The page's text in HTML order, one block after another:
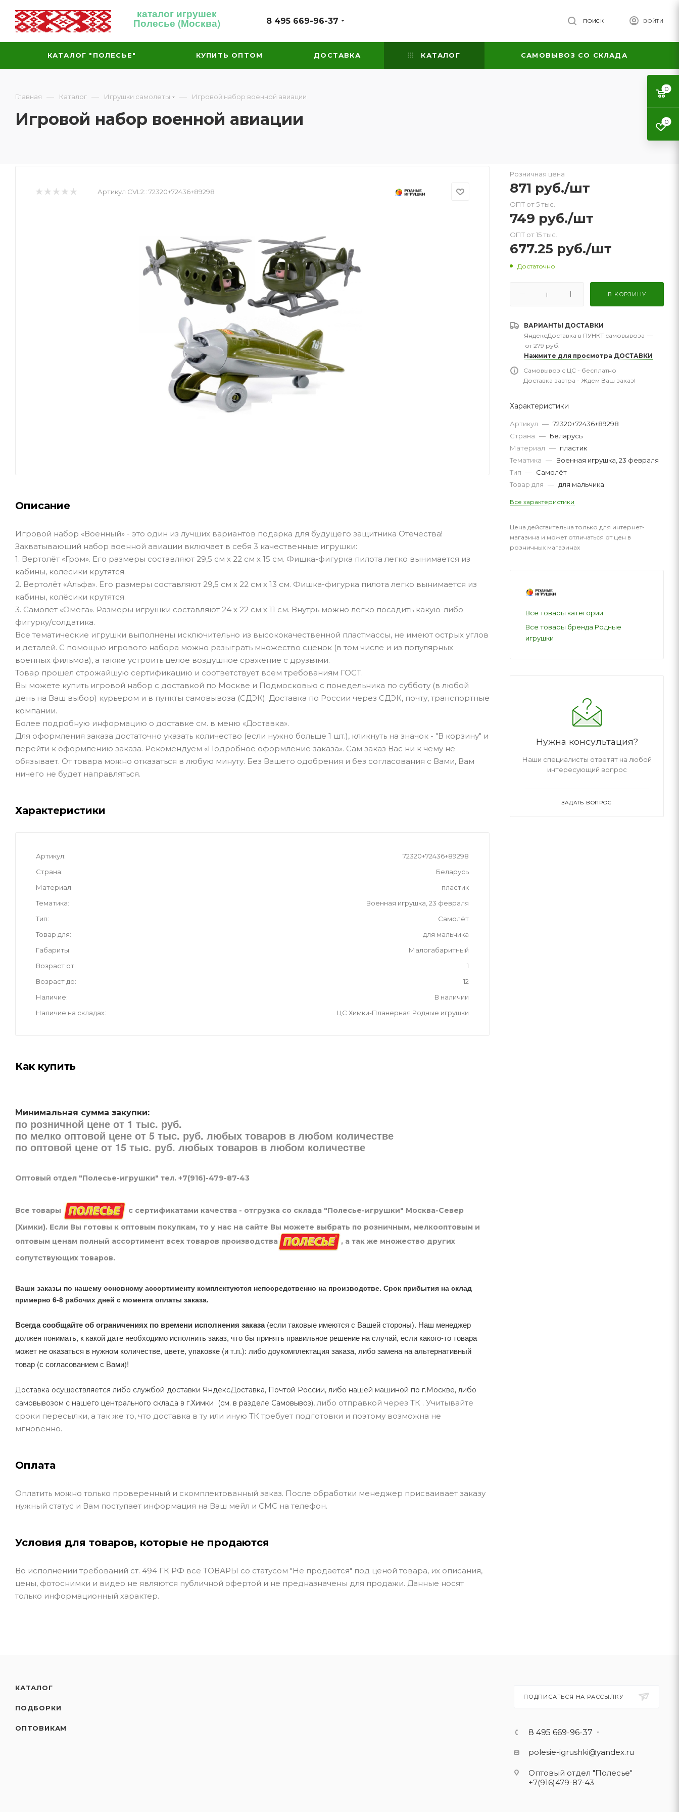
каталог игрушек
Полесье (Москва) 8 495 669-96-37 ВОЙТИ
ПОИСК
КАТАЛОГ "ПОЛЕСЬЕ" КУПИТЬ ОПТОМ ДОСТАВКА КАТАЛОГ САМОВЫВОЗ СО СКЛАДА
Главная — Каталог — Игрушки самолеты — Игровой набор военной авиации
Игровой набор военной авиации
Артикул CVL2:: 72320+72436+89298
Описание
Игровой набор «Военный» - это один из лучших вариантов подарка для будущего защитника Отечества!
Захватывающий набор военной авиации включает в себя 3 качественные игрушки:
1. Вертолёт «Гром». Его размеры составляют 29,5 см х 22 см х 15 см. Фишка-фигурка пилота легко вынимается из
кабины, колёсики крутятся.
2. Вертолёт «Альфа». Его размеры составляют 29,5 см х 22 см х 13 см. Фишка-фигурка пилота легко вынимается из
кабины, колёсики крутятся.
3. Самолёт «Омега». Размеры игрушки составляют 24 х 22 см х 11 см. Внутрь можно легко посадить какую-либо
фигурку/солдатика.
Все тематические игрушки выполнены исключительно из высококачественной пластмассы, не имеют острых углов
и деталей. С помощью игрового набора можно разыграть множество сценок (в том числе и из популярных
военных фильмов), а также устроить целое воздушное сражение с друзьями.
Товар прошел строжайшую сертификацию и соответствует всем требованиям ГОСТ.
Вы можете купить игровой набор с доставкой по Москве и Подмосковью с понедельника по субботу (в любой
день на Ваш выбор) курьером и в пункты самовывоза (СДЭК). Доставка по России через СДЭК, почту, транспортные
компании.
Более подробную информацию о доставке см. в меню «Доставка».
Для оформления заказа достаточно указать количество (если нужно больше 1 шт.), кликнуть на значок - "В корзину" и
перейти к оформлению заказа. Рекомендуем «Подробное оформление заказа». Сам заказ Вас ни к чему не
обязывает. От товара можно отказаться в любую минуту. Без Вашего одобрения и без согласования с Вами, Вам
ничего не будет направляться.
Характеристики
Артикул
72320+72436+89298
Страна
Беларусь
Материал
пластик
Тематика
Военная игрушка, 23 февраля
Тип
Самолёт
Товар для
для мальчика
Габариты
Малогабаритный
Возраст от
1
Возраст до
12
Наличие
В наличии
Наличие на складах
ЦС Химки-Планерная Родные игрушки
Как купить
Минимальная сумма закупки:
по розничной цене от 1 тыс. руб.
по мелко оптовой цене от 5 тыс. руб. любых товаров в любом количестве
по оптовой цене от 15 тыс. руб. любых товаров в любом количестве
Оптовый отдел "Полесье-игрушки" тел. +7(916)-479-87-43
Все товары
с сертификатами качества - отгрузка со склада "Полесье-игрушки" Москва-Север
(Химки). Если Вы готовы к оптовым покупкам, то у нас на сайте Вы можете выбрать по розничным, мелкооптовым и
оптовым ценам полный ассортимент всех товаров производства
, а так же множество других
сопутствующих товаров.
Ваши заказы по нашему основному ассортименту комплектуются непосредственно на производстве. Срок прибытия на склад
примерно 6-8 рабочих дней с момента оплаты заказа.
Всегда сообщайте об ограничениях по времени исполнения заказа(если таковые имеются с Вашей стороны). Наш менеджер
должен понимать, к какой дате необходимо исполнить заказ, что бы принять правильное решение на случай, если какого-то товара
может не оказаться в нужном количестве, цвете, упаковке (и т.п.): либо доукомплектация заказа, либо замена на альтернативный
товар (с согласованием с Вами)!
Доставка осуществляется либо службой доставки ЯндексДоставка, Почтой России, либо нашей машиной по г.Москве, либо
самовывозом с нашего центрального склада в г.Химки (см. в разделе Самовывоз), либо отправкой через ТК . Учитывайте
сроки пересылки, а так же то, что доставка в ту или иную ТК требует подготовки и поэтому возможна не
мгновенно.
Оплата
Оплатить можно только проверенный и скомплектованный заказ. После обработки менеджер присваивает заказу
нужный статус и Вам поступает информация на Ваш мейл и СМС на телефон.
Условия для товаров, которые не продаются
Во исполнении требований ст. 494 ГК РФ все ТОВАРЫ со статусом "Не продается" под ценой товара, их описания,
цены, фотоснимки и видео не являются публичной офертой и не предназначены для продажи. Данные носят
только информационный характер.
Розничная цена
871 руб./шт
ОПТ от 5 тыс.
749 руб./шт
ОПТ от 15 тыс.
677.25 руб./шт
Достаточно
В КОРЗИНУ
ВАРИАНТЫ ДОСТАВКИ
ЯндексДоставка в ПУНКТ самовывоза —
от 279 руб.
Нажмите для просмотра ДОСТАВКИ
Самовывоз с ЦС - бесплатно
Доставка завтра - Ждем Ваш заказ!
Характеристики
Артикул — 72320+72436+89298
Страна — Беларусь
Материал — пластик
Тематика — Военная игрушка, 23 февраля
Тип — Самолёт
Товар для — для мальчика
Все характеристики
Цена действительна только для интернет-
магазина и может отличаться от цен в
розничных магазинах
Все товары категории
Все товары бренда Родные
игрушки
Нужна консультация?
Наши специалисты ответят на любой
интересующий вопрос
ЗАДАТЬ ВОПРОС
КАТАЛОГ
ПОДБОРКИ
ОПТОВИКАМ
ПОДПИСАТЬСЯ НА РАССЫЛКУ
8 495 669-96-37
polesie-igrushki@yandex.ru
Оптовый отдел "Полесье"
+7(916)479-87-43
0
0